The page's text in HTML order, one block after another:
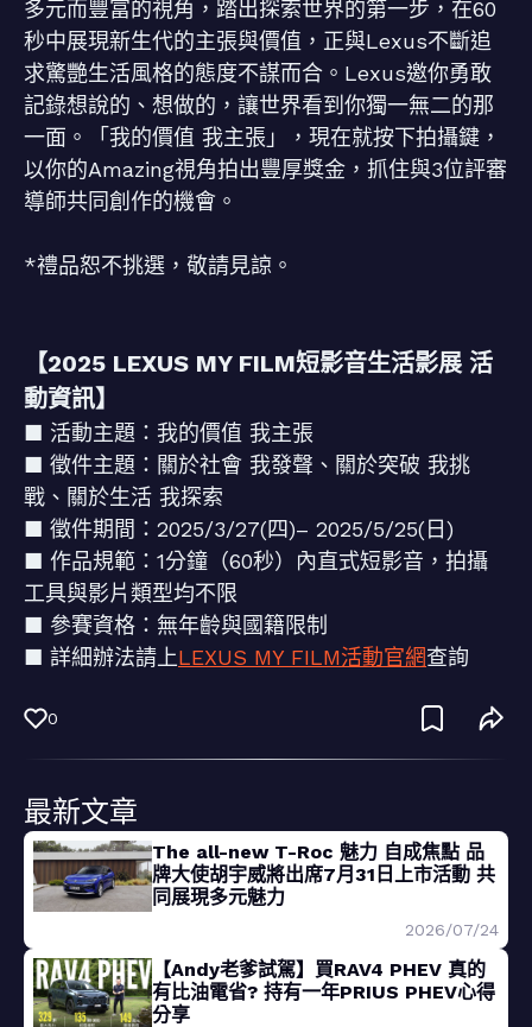
多元而豐富的視角，踏出探索世界的第一步，在60
秒中展現新生代的主張與價值，正與Lexus不斷追
求驚艷生活風格的態度不謀而合。Lexus邀你勇敢
記錄想說的、想做的，讓世界看到你獨一無二的那
一面。「我的價值 我主張」，現在就按下拍攝鍵，
以你的Amazing視角拍出豐厚獎金，抓住與3位評審
導師共同創作的機會。
*禮品恕不挑選，敬請見諒。
【2025 LEXUS MY FILM短影音生活影展 活
動資訊】
■ 活動主題：我的價值 我主張
■ 徵件主題：關於社會 我發聲、關於突破 我挑
戰、關於生活 我探索
■ 徵件期間：2025/3/27(四)– 2025/5/25(日)
■ 作品規範：1分鐘（60秒）內直式短影音，拍攝
工具與影片類型均不限
■ 參賽資格：無年齡與國籍限制
■ 詳細辦法請上LEXUS MY FILM活動官網查詢
0
最新文章
The all-new T-Roc 魅力 自成焦點 品
牌大使胡宇威將出席7月31日上市活動 共
同展現多元魅力
2026/07/24
【Andy老爹試駕】買RAV4 PHEV 真的
有比油電省? 持有一年PRIUS PHEV心得
分享